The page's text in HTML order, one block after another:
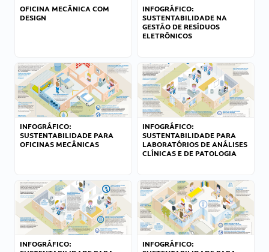
OFICINA MECÂNICA COM
DESIGN
INFOGRÁFICO:
SUSTENTABILIDADE NA
GESTÃO DE RESÍDUOS
ELETRÔNICOS
INFOGRÁFICO:
SUSTENTABILIDADE PARA
OFICINAS MECÂNICAS
INFOGRÁFICO:
SUSTENTABILIDADE PARA
LABORATÓRIOS DE ANÁLISES
CLÍNICAS E DE PATOLOGIA
INFOGRÁFICO:
INFOGRÁFICO: